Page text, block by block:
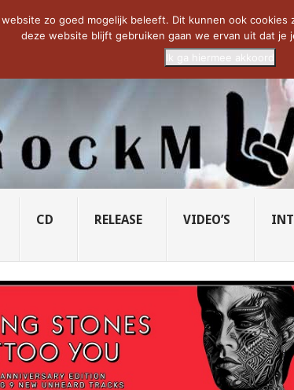
– U... SAVATAGE KOMT TERUG IN 0... CD VAN DE
CD RELEASE VIDEO’S
zo goed mogelijk beleeft. Dit kunnen ook
deze website blijft gebruiken gaan we ervan uit dat je
Ik ga hiermee akkoord